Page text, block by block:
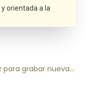
orientada a la
de su categoría de Cocina